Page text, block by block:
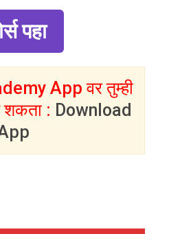
पहा
App वर तुम्ही
: Download